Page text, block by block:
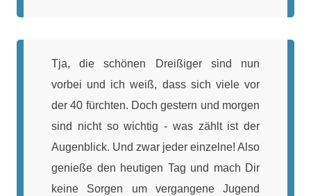
Tja, die schönen Dreißiger sind nun
vorbei und ich weiß, dass sich viele vor
der 40 fürchten. Doch gestern und morgen
sind nicht so wichtig - was zählt ist der
Augenblick. Und zwar jeder einzelne! Also
genieße den heutigen Tag und mach Dir
keine Sorgen um vergangene Jugend